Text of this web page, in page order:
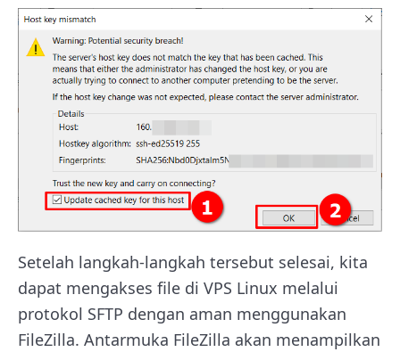
Setelah langkah-langkah tersebut selesai, kita
dapat mengakses file di VPS Linux melalui
protokol SFTP dengan aman menggunakan
FileZilla. Antarmuka FileZilla akan menampilkan